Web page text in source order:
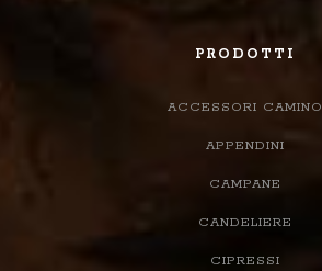
PRODOTTI
ACCESSORI CAMINO
APPENDINI
CAMPANE
CANDELIERE
CIPRESSI